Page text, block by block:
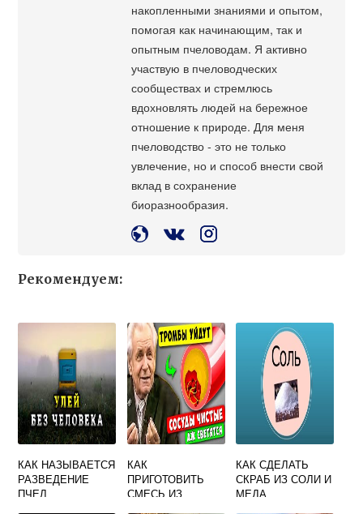
накопленными знаниями и опытом,
помогая как начинающим, так и
опытным пчеловодам. Я активно
участвую в пчеловодческих
сообществах и стремлюсь
вдохновлять людей на бережное
отношение к природе. Для меня
пчеловодство - это не только
увлечение, но и способ внести свой
вклад в сохранение
биоразнообразия.
Рекомендуем:
КАК НАЗЫВАЕТСЯ
РАЗВЕДЕНИЕ
ПЧЕЛ
КАК
ПРИГОТОВИТЬ
СМЕСЬ ИЗ
КАК СДЕЛАТЬ
СКРАБ ИЗ СОЛИ И
МЕДА